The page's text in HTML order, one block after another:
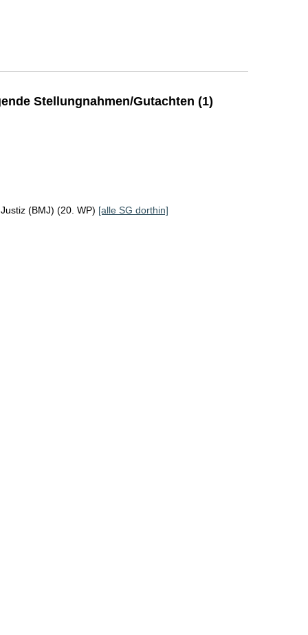
Stellungnahmen/Gutachten (1)
(BMJ) (20. WP) [alle SG dorthin]